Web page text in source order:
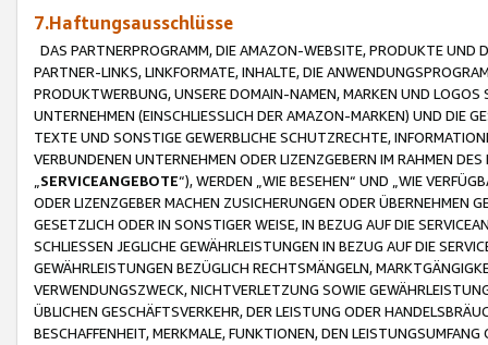
7.Haftungsausschlüsse
DAS PARTNERPROGRAMM, DIE AMAZON-WEBSITE, PRODUKTE UND
PARTNER-LINKS, LINKFORMATE, INHALTE, DIE
PRODUKTWERBUNG, UNSERE DOMAIN-NAMEN, MARKEN UND
UNTERNEHMEN (EINSCHLIESSLICH DER AMAZON-MARKEN) UND DIE
TEXTE UND SONSTIGE GEWERBLICHE SCHUTZRECHTE,
VERBUNDENEN UNTERNEHMEN ODER LIZENZGEBERN IM RAHMEN
SERVICEANGEBOTE“), WERDEN „WIE BESEHEN“ UND „WIE
ODER LIZENZGEBER MACHEN ZUSICHERUNGEN ODER ÜBERNEHMEN
GESETZLICH ODER IN SONSTIGER WEISE, IN BEZUG AUF DIE
SCHLIESSEN JEGLICHE GEWÄHRLEISTUNGEN IN BEZUG AUF DIE
GEWÄHRLEISTUNGEN BEZÜGLICH RECHTSMÄNGELN,
VERWENDUNGSZWECK, NICHTVERLETZUNG SOWIE
ÜBLICHEN GESCHÄFTSVERKEHR, DER LEISTUNG ODER
BESCHAFFENHEIT, MERKMALE, FUNKTIONEN, DEN